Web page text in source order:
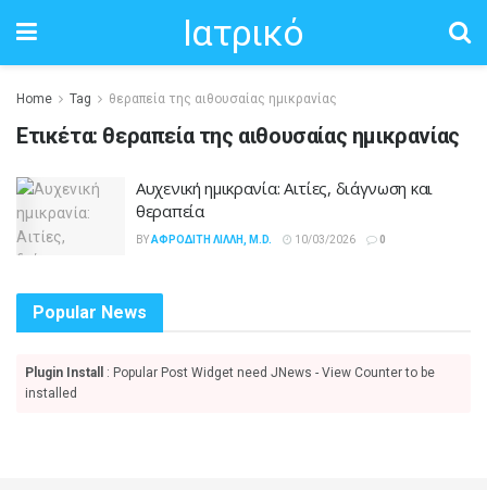
Ιατρικό
Home Tag θεραπεία της αιθουσαίας ημικρανίας
Ετικέτα: θεραπεία της αιθουσαίας ημικρανίας
Αυχενική ημικρανία: Αιτίες, διάγνωση και
θεραπεία
BYΑΦΡΟΔΊΤΗ ΛΙΛΛΉ, M.D. 10/03/2026 0
Popular News
Plugin Install
: Popular Post Widget need JNews - View Counter to be
installed